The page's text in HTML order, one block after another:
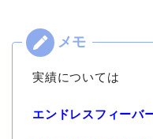
実績については
エンドレスフィーバ